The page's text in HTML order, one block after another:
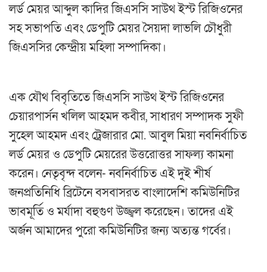
লর্ড মেয়র আব্দুল কাদির জিএসসি সাউথ ইস্ট রিজিওনের
সহ সভাপতি এবং ডেপুটি মেয়র সৈয়দা লাভলি চৌধুরী
জিএসসির কেন্দ্রীয় মহিলা সম্পাদিকা।
এক যৌথ বিবৃতিতে জিএসসি সাউথ ইস্ট রিজিওনের
চেয়ারপার্সন খলিল আহমদ কবীর, সাধারণ সম্পাদক সুফী
সুহেল আহমদ এবং ট্রেজারার মো. আবুল মিয়া নবনির্বাচিত
লর্ড মেয়র ও ডেপুটি মেয়রের উত্তরোত্তর সাফল্য কামনা
করেন। নেতৃবৃন্দ বলেন- নবনির্বাচিত এই দুই শীর্ষ
জনপ্রতিনিধি ব্রিটেনে বসবাসরত বাংলাদেশি কমিউনিটির
ভাবমূর্তি ও মর্যাদা বহুগুণ উজ্জ্বল করেছেন। তাদের এই
অর্জন আমাদের পুরো কমিউনিটির জন্য অত্যন্ত গর্বের।